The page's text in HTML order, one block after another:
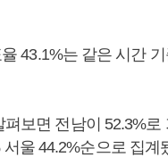
43.1%는 같은 시간
보면 전남이 52.3%
서울 44.2%순으로 집